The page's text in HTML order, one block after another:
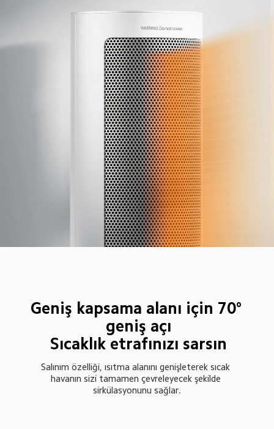
Geniş kapsama alanı için 70°
geniş açı
Sıcaklık etrafınızı sarsın
Salınım özelliği, ısıtma alanını genişleterek sıcak
havanın sizi tamamen çevreleyecek şekilde
sirkülasyonunu sağlar.